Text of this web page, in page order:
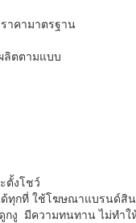
าคามาตรฐาน
ลิตตามแบบ
ตั้งโชว์
ทุกที่ ใช้โฆษณาแบรนด์สิ
กงู มีความทนทาน ไม่ทำ